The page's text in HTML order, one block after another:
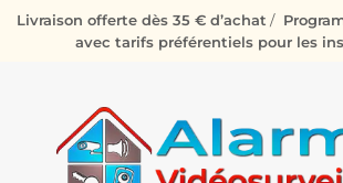
Livraison offerte dès 35 € d’achat /
avec tarifs préférentiels pour les